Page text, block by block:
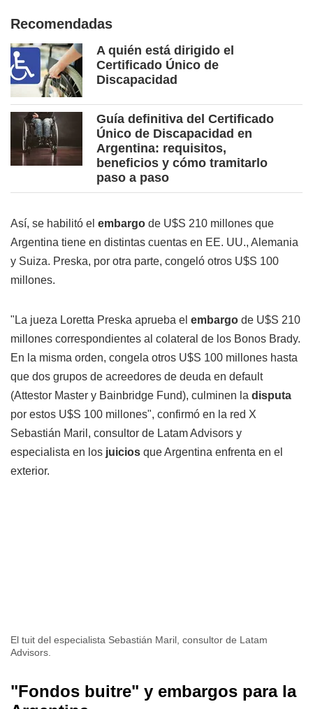
Recomendadas
A quién está dirigido el
Certificado Único de
Discapacidad
Guía definitiva del Certificado
Único de Discapacidad en
Argentina: requisitos,
beneficios y cómo tramitarlo
paso a paso
Así, se habilitó el embargo de U$S 210 millones que
Argentina tiene en distintas cuentas en EE. UU., Alemania
y Suiza. Preska, por otra parte, congeló otros U$S 100
millones.
"La jueza Loretta Preska aprueba el embargo de U$S 210
millones correspondientes al colateral de los Bonos Brady.
En la misma orden, congela otros U$S 100 millones hasta
que dos grupos de acreedores de deuda en default
(Attestor Master y Bainbridge Fund), culminen la disputa
por estos U$S 100 millones", confirmó en la red X
Sebastián Maril, consultor de Latam Advisors y
especialista en los juicios que Argentina enfrenta en el
exterior.
El tuit del especialista Sebastián Maril, consultor de Latam
Advisors.
"Fondos buitre" y embargos para la